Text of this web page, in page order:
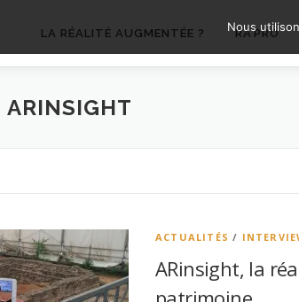
LA RÉALITÉ AUGMENTÉE ? RA’PRO
ARINSIGHT
ACTUALITÉS /
ARinsight, la
Nous